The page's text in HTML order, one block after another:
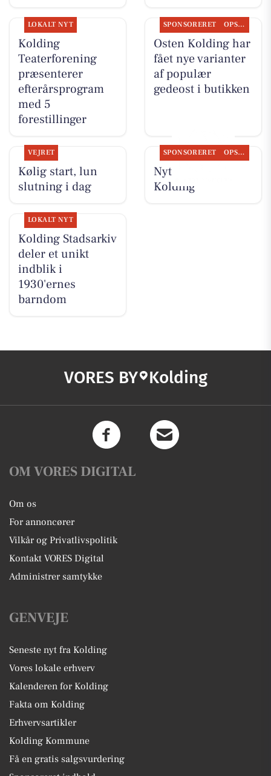
LOKALT NYT
Kolding
Teaterforening
præsenterer
efterårsprogram
med 5
forestillinger
SPONSORERET OPSLAGSTAVLEN
Osten Kolding har
fået nye varianter
af populær
gedeost i butikken
VEJRET
Kølig start, lun
slutning i dag
SPONSORERET OPSLAGSTAVLEN
Nyt fra Osten
Kolding
LOKALT NYT
Kolding Stadsarkiv
deler et unikt
indblik i
1930'ernes
barndom
VORES BY Kolding
OM VORES DIGITAL
Om os
For annoncører
Vilkår og Privatlivspolitik
Kontakt VORES Digital
Administrer samtykke
GENVEJE
Seneste nyt fra Kolding
Vores lokale erhverv
Kalenderen for Kolding
Fakta om Kolding
Erhvervsartikler
Kolding Kommune
Få en gratis salgsvurdering